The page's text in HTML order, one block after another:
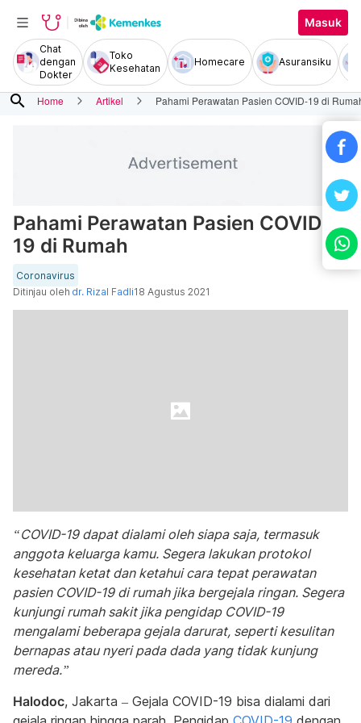
Masuk
Chat
dengan
Dokter
Toko
Kesehatan
Homecare Asuransiku
search Home Artikel Pahami Perawatan Pasien COVID-19 di
Pahami Perawatan Pasien COVID-
19 di Rumah
Coronavirus
Ditinjau oleh dr. Rizal Fadli18 Agustus 2021
“COVID-19 dapat dialami oleh siapa saja, termasuk
anggota keluarga kamu. Segera lakukan protokol
kesehatan ketat dan ketahui cara tepat perawatan
pasien COVID-19 di rumah jika bergejala ringan. Segera
kunjungi rumah sakit jika pengidap COVID-19
mengalami beberapa gejala darurat, seperti kesulitan
bernapas atau nyeri pada dada yang tidak kunjung
mereda.”
Halodoc, Jakarta – Gejala COVID-19 bisa dialami dari